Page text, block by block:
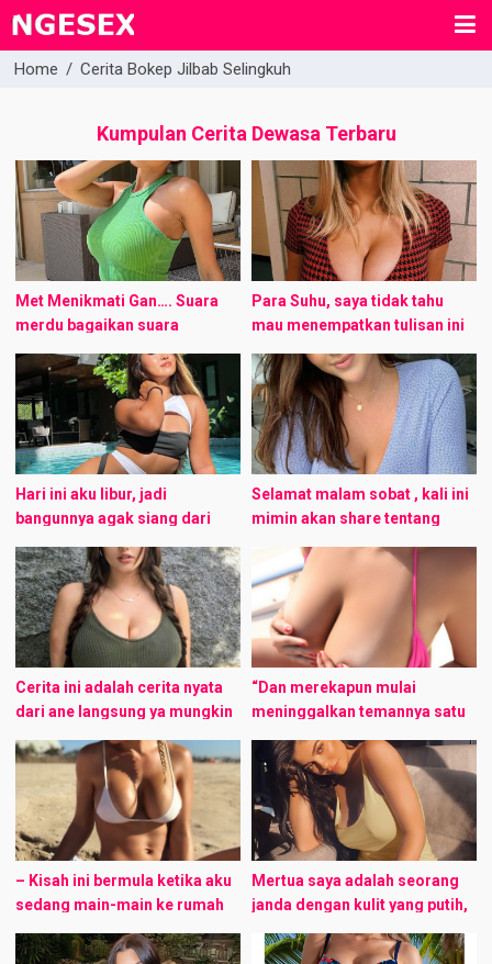
Home / Cerita Bokep Jilbab Selingkuh
Kumpulan Cerita Dewasa Terbaru
Met Menikmati Gan…. Suara
merdu bagaikan suara
bidadari itu terasa sangat
nyaman bagi Erwin. Hanya
diiringi dentingan piano,
keindahan suara itu semakin
terasa syahdu. ...
Para Suhu, saya tidak tahu
mau menempatkan tulisan ini
dimana. Kalau dibilang FR dan
letakkan di underground/fr,
saya ga ada photo sebagai
bukti dan ...
Hari ini aku libur, jadi
bangunnya agak siang dari
biasanya, dan pagi ini ternyata
kondisi rumahku kosong,
kedua orang tua dan adikku
entah pergi ...
Selamat malam sobat , kali ini
mimin akan share tentang
kisah ngentot dengan Gadis
Janda Berhijab. Nasib itu ada
di tangan Tuhan. Seringkali
aku ...
Cerita ini adalah cerita nyata
dari ane langsung ya mungkin
90% nyata dan sisanya hanya
bumbu2 pemanis, karena ane
bukan manusia super yang
bisa ...
“Dan merekapun mulai
meninggalkan temannya satu
per satu.” Prolog Rintik hujan
dan secangkir kopi panas
mengawali niatku untuk
menuliskan kisah ini. Aku
seorang pemuda ...
– Kisah ini bermula ketika aku
sedang main-main ke rumah
tanteku yang ada di luar kota,
tanteku sangatlah seksi dan
Mertua saya adalah seorang
janda dengan kulit yang putih,
cantik, lembut, dan berwajah
keibu-ibuan, dia selalu